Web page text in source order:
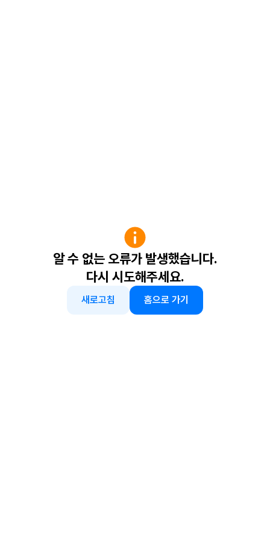
알 수 없는 오류가 발생했습니다.
다시 시도해주세요.
새로고침 홈으로 가기